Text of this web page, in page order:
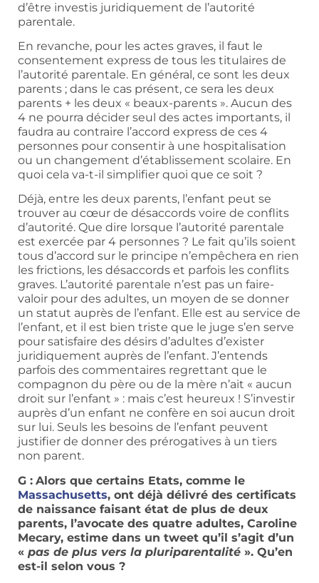
d’être investis juridiquement de l’autorité
parentale.
En revanche, pour les actes graves, il faut le
consentement express de tous les titulaires de
l’autorité parentale. En général, ce sont les deux
parents ; dans le cas présent, ce sera les deux
parents + les deux « beaux-parents ». Aucun des
4 ne pourra décider seul des actes importants, il
faudra au contraire l’accord express de ces 4
personnes pour consentir à une hospitalisation
ou un changement d’établissement scolaire. En
quoi cela va-t-il simplifier quoi que ce soit ?
Déjà, entre les deux parents, l’enfant peut se
trouver au cœur de désaccords voire de conflits
d’autorité. Que dire lorsque l’autorité parentale
est exercée par 4 personnes ? Le fait qu’ils soient
tous d’accord sur le principe n’empêchera en rien
les frictions, les désaccords et parfois les conflits
graves. L’autorité parentale n’est pas un faire-
valoir pour des adultes, un moyen de se donner
un statut auprès de l’enfant. Elle est au service de
l’enfant, et il est bien triste que le juge s’en serve
pour satisfaire des désirs d’adultes d’exister
juridiquement auprès de l’enfant. J’entends
parfois des commentaires regrettant que le
compagnon du père ou de la mère n’ait « aucun
droit sur l’enfant » : mais c’est heureux ! S’investir
auprès d’un enfant ne confère en soi aucun droit
sur lui. Seuls les besoins de l’enfant peuvent
justifier de donner des prérogatives à un tiers
non parent.
G : Alors que certains Etats, comme le
Massachusetts, ont déjà délivré des certificats
de naissance faisant état de plus de deux
parents, l’avocate des quatre adultes, Caroline
Mecary, estime dans un tweet qu’il s’agit d’un
« pas de plus vers la pluriparentalité ». Qu’en
est-il selon vous ?